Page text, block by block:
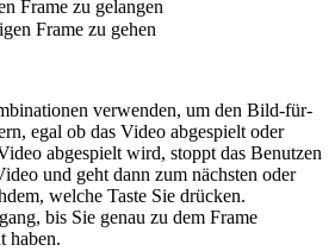
Frame zu gelangen
Frame zu gehen
verwenden, um den Bild-für-
egal ob das Video abgespielt oder
abgespielt wird, stoppt das Benutzen
und geht dann zum nächsten oder
welche Taste Sie drücken.
bis Sie genau zu dem Frame
haben.